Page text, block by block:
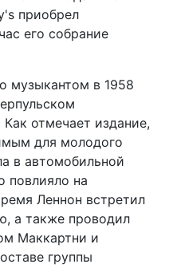
приобрел
его собрание
музыкантом в 1958
отмечает издание,
для молодого
в автомобильной
повлияло на
Леннон встретил
а также проводил
Маккартни и
группы